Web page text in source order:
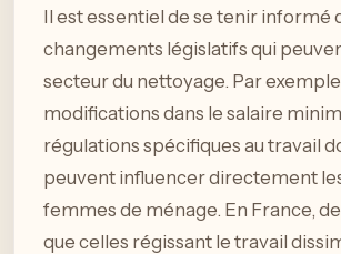
Il est essentiel de se tenir informé
changements législatifs qui
secteur du nettoyage. Par
modifications dans le salaire
régulations spécifiques au travail
peuvent influencer directement
femmes de ménage. En France,
que celles régissant le travail